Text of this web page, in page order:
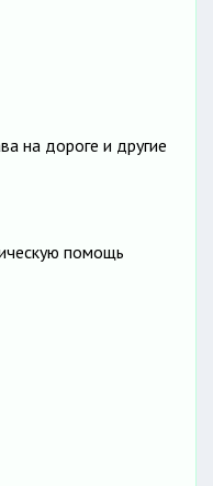
на дороге и другие
помощь